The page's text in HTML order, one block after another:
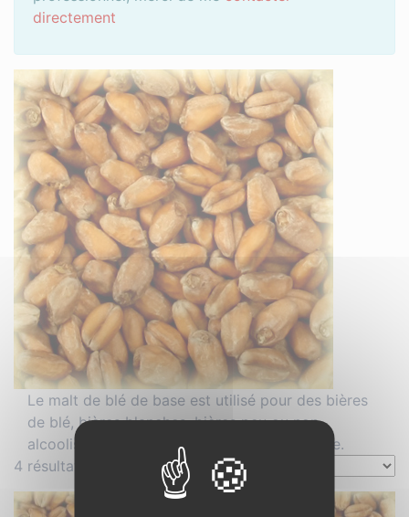
directement
Le malt de blé de base est utilisé pour des bières
de blé, bières blanches, bières peu ou non
alcoolisées et participe à le tenue de mousse.
4 résultats affichés